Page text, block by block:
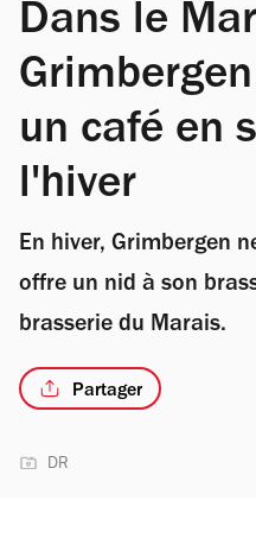
Dans le
un café en
l'hiver
En hiver, Grimbergen
offre un nid à son
brasserie du Marais.
Partager
DR